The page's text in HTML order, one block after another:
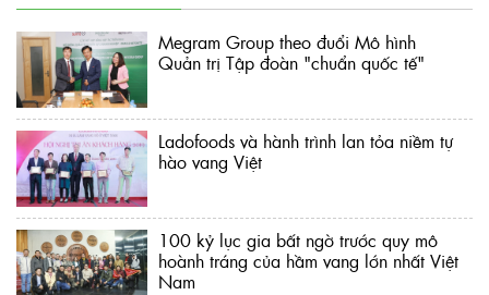
Megram Group theo đuổi Mô hình
Quản trị Tập đoàn "chuẩn quốc tế"
Ladofoods và hành trình lan tỏa niềm tự
hào vang Việt
100 kỷ lục gia bất ngờ trước quy mô
hoành tráng của hầm vang lớn nhất Việt
Nam